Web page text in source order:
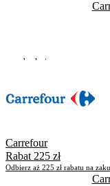
Do odwołania
Carrefour
Rabat 225 zł
Odbierz aż 225 zł rabatu na